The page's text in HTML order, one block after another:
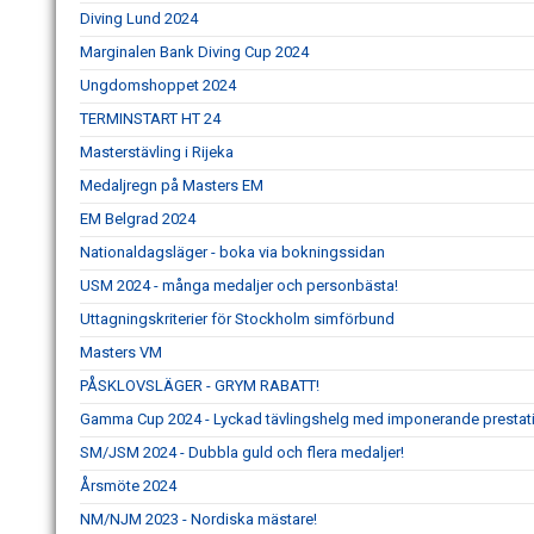
Diving Lund 2024
Marginalen Bank Diving Cup 2024
Ungdomshoppet 2024
TERMINSTART HT 24
Masterstävling i Rijeka
Medaljregn på Masters EM
EM Belgrad 2024
Nationaldagsläger - boka via bokningssidan
USM 2024 - många medaljer och personbästa!
Uttagningskriterier för Stockholm simförbund
Masters VM
PÅSKLOVSLÄGER - GRYM RABATT!
Gamma Cup 2024 - Lyckad tävlingshelg med imponerande
SM/JSM 2024 - Dubbla guld och flera medaljer!
Årsmöte 2024
NM/NJM 2023 - Nordiska mästare!